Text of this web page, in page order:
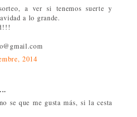
a ver si tenemos suerte y
a lo grande.
2014
se que me gusta más, si la cesta